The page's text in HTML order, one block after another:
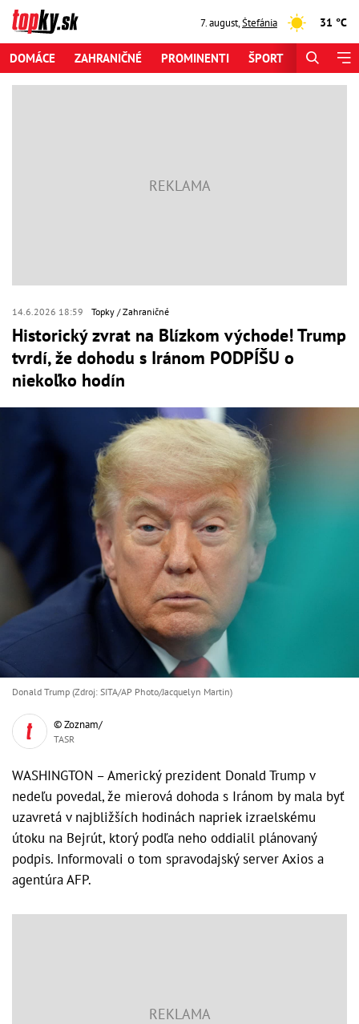
7. august,Štefánia 31 °C
DOMÁCE ZAHRANIČNÉ PROMINENTI ŠPORT
14.6.2026 18:59 Topky Zahraničné
Historický zvrat na Blízkom východe! Trump
tvrdí, že dohodu s Iránom PODPÍŠU o
niekoľko hodín
Donald Trump (Zdroj: SITA/AP Photo/Jacquelyn Martin)
© Zoznam/
TASR
WASHINGTON – Americký prezident Donald Trump v
nedeľu povedal, že mierová dohoda s Iránom by mala byť
uzavretá v najbližších hodinách napriek izraelskému
útoku na Bejrút, ktorý podľa neho oddialil plánovaný
podpis. Informovali o tom spravodajský server Axios a
agentúra AFP.